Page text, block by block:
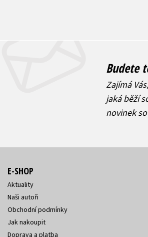
Budete
Zajímá
jaká běží
novinek
E-SHOP
Aktuality
Naši autoři
Obchodní podmínky
Jak nakoupit
Doprava a platba